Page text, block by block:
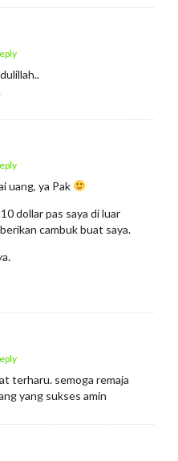
uang, ya Pak
dollar pas saya di luar
cambuk buat saya.
terharu. semoga remaja
yang sukses amin